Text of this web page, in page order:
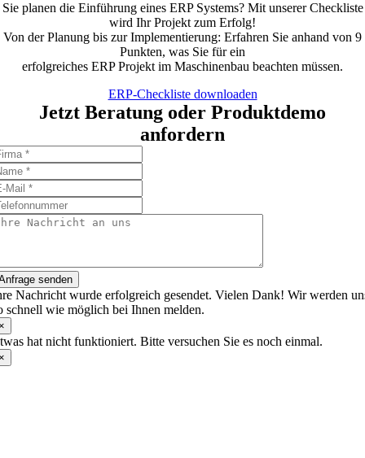
Sie planen die Einführung eines ERP Systems? Mit unserer Checkliste
wird Ihr Projekt zum Erfolg!
Von der Planung bis zur Implementierung: Erfahren Sie anhand von 9
Punkten, was Sie für ein
erfolgreiches ERP Projekt im Maschinenbau beachten müssen.
ERP-Checkliste downloaden
Jetzt Beratung oder Produktdemo
anfordern
senden
Nachricht wurde erfolgreich gesendet. Vielen Dank! Wir werden
schnell wie möglich bei Ihnen melden.
hat nicht funktioniert. Bitte versuchen Sie es noch einmal.